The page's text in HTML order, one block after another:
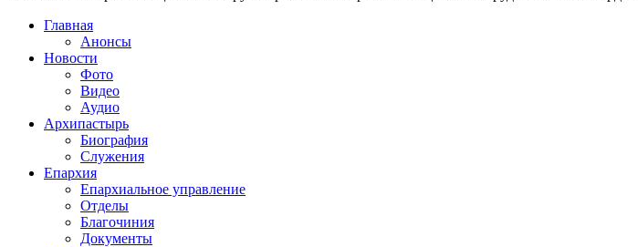
Главная
Анонсы
Новости
Фото
Видео
Аудио
Архипастырь
Биография
Служения
Епархия
Епархиальное управление
Отделы
Благочиния
Документы